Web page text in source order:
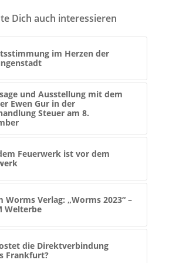
Dich auch interessieren
im Herzen der
und Ausstellung mit dem
Ewen Gur in der
Steuer am 8.
Feuerwerk ist vor dem
Worms Verlag: „Worms 2023“ –
Welterbe
die Direktverbindung
Frankfurt?